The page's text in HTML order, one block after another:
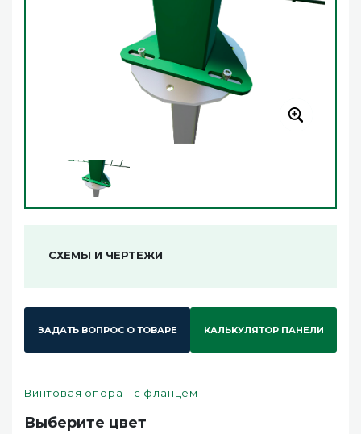
СХЕМЫ И ЧЕРТЕЖИ
ЗАДАТЬ ВОПРОС О ТОВАРЕ КАЛЬКУЛЯТОР ПАНЕЛИ
Винтовая опора - с фланцем
Выберите цвет